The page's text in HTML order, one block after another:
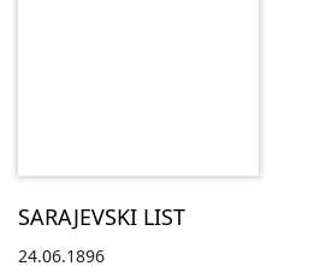
SARAJEVSKI LIST
24.06.1896